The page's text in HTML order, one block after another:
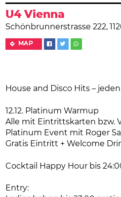
U4 Vienna
Schönbrunnerstrasse 222,
MAP
House and Disco Hits –
12.12. Platinum Warmup
Alle mit Eintrittskarten bzw.
Platinum Event mit Roger
Gratis Eintritt + Welcome
Cocktail Happy Hour bis
Entry: